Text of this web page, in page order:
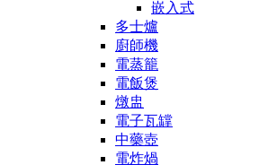
嵌入式
多士爐
廚師機
電蒸籠
電飯煲
燉盅
電子瓦罉
中藥壺
電炸煱